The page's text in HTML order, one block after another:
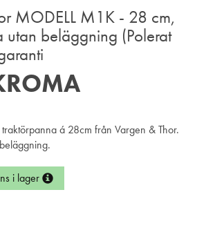
MODELL M1K - 28 cm,
utan beläggning (Polerat
á 28cm från Vargen & Thor.
i lager